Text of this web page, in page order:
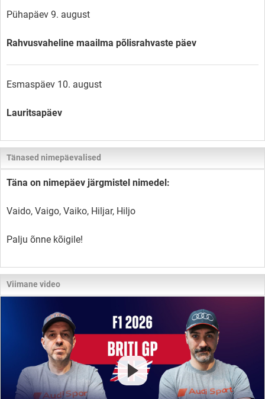
Pühapäev 9. august
Rahvusvaheline maailma põlisrahvaste päev
Esmaspäev 10. august
Lauritsapäev
Tänased nimepäevalised
Täna on nimepäev järgmistel nimedel:
Vaido, Vaigo, Vaiko, Hiljar, Hiljo
Palju õnne kõigile!
Viimane video